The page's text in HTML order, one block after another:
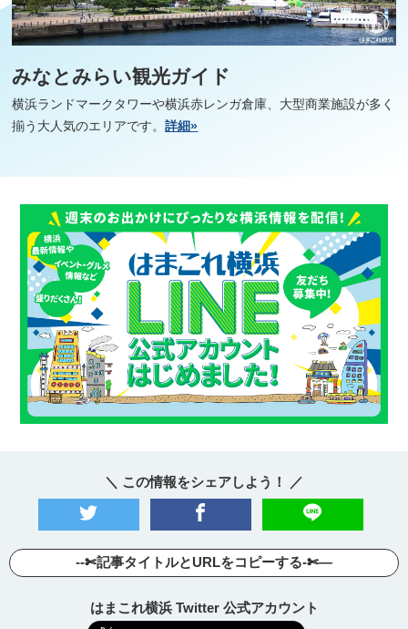
みなとみらい観光ガイド
横浜ランドマークタワーや横浜赤レンガ倉庫、大型商業施設が多く
揃う大人気のエリアです。詳細»
＼ この情報をシェアしよう！ ／
--✄記事タイトルとURLをコピーする-✄—
はまこれ横浜 Twitter 公式アカウント